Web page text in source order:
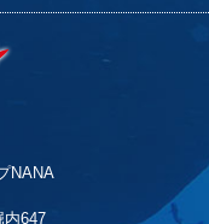
NANA
内647